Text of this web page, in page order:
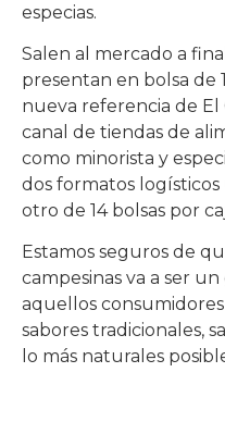
especias.
Salen al mercado a
presentan en bolsa de
nueva referencia de El
canal de tiendas de
como minorista y
dos formatos
otro de 14 bolsas por
Estamos seguros de
campesinas va a ser
aquellos
sabores tradicionales,
lo más naturales